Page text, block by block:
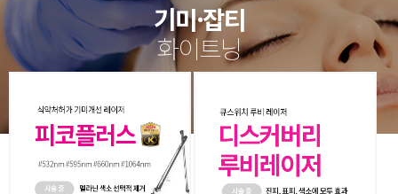
기미·잡티
화이트닝